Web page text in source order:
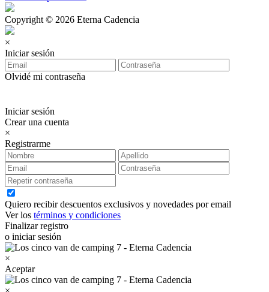
Copyright © 2026 Eterna Cadencia
×
Iniciar sesión
Olvidé mi contraseña
Iniciar sesión
Crear una cuenta
×
Registrarme
Quiero recibir descuentos exclusivos y novedades por email
Ver los términos y condiciones
Finalizar registro
o iniciar sesión
×
Aceptar